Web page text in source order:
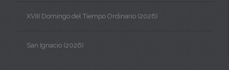
XVIII Domingo del Tiempo Ordinario (2026)
San Ignacio (2026)